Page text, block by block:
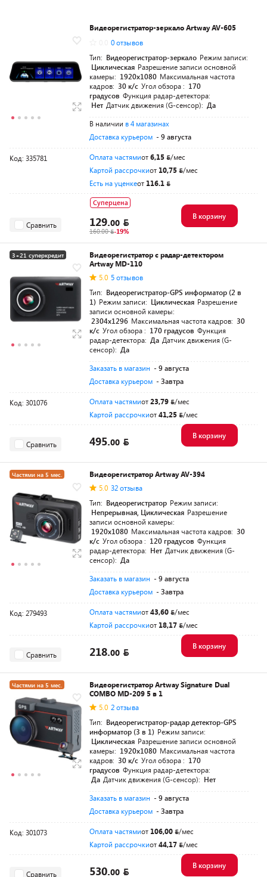
Видеорегистратор-зеркало Artway AV-605
0 отзывов
Тип: Видеорегистратор-зеркало Режим записи:
Циклическая Разрешение записи основной
камеры: 1920x1080 Максимальная частота
кадров: 30 к/с Угол обзора : 170
градусов Функция радар-детектора:
Нет Датчик движения (G-сенсор): Да
В наличии в 4 магазинах
Доставка курьером - 9 августа
Код: 335781 Оплата частямиот6,15
/мес
Картой рассрочкиот 10,75
/мес
Есть на уценкеот 116.1
Сравнить
Суперцена
129.00
160.00 -19%
В корзину
3+21 суперкредит
Видеорегистратор с радар-детектором
Artway MD-110
5.0 5 отзывов
Тип: Видеорегистратор-GPS информатор (2 в
1) Режим записи: Циклическая Разрешение
записи основной камеры:
2304x1296 Максимальная частота кадров: 30
к/с Угол обзора : 170 градусов Функция
радар-детектора: Да Датчик движения (G-
сенсор): Да
Заказать в магазин - 9 августа
Доставка курьером - Завтра
Код: 301076 Оплата частямиот23,79
/мес
Картой рассрочкиот41,25 /мес
Сравнить 495.00
В корзину
Частями на 5 мес.
Видеорегистратор Artway AV-394
5.0 32 отзыва
Тип: Видеорегистратор Режим записи:
Непрерывная, Циклическая Разрешение
записи основной камеры:
1920x1080 Максимальная частота кадров: 30
к/с Угол обзора : 120 градусов Функция
радар-детектора: Нет Датчик движения (G-
сенсор): Да
Заказать в магазин - 9 августа
Доставка курьером - Завтра
Код: 279493 Оплата частямиот43,60
/мес
Картой рассрочкиот 18,17 /мес
Сравнить 218.00
В корзину
Частями на 5 мес.
Видеорегистратор Artway Signature Dual
COMBO MD-209 5 в 1
5.0 2 отзыва
Тип: Видеорегистратор-радар детектор-GPS
информатор (3 в 1) Режим записи:
Циклическая Разрешение записи основной
камеры: 1920x1080 Максимальная частота
кадров: 30 к/с Угол обзора : 170
градусов Функция радар-детектора:
Да Датчик движения (G-сенсор): Нет
Заказать в магазин - 9 августа
Доставка курьером - Завтра
Код: 301073 Оплата частямиот 106,00
/мес
Картой рассрочкиот44,17 /мес
Сравнить 530.00
В корзину